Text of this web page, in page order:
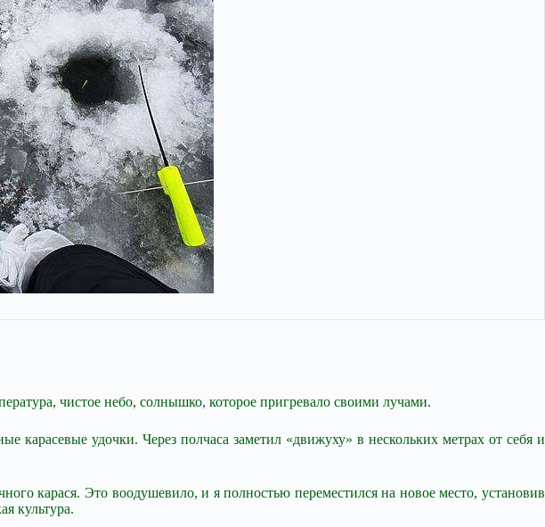
чистое небо, солнышко, которое пригревало своими лучами.
карасевые удочки. Через полчаса заметил «движуху» в нескольких метрах от себя и
карася. Это воодушевило, и я полностью переместился на новое место, установив
культура.